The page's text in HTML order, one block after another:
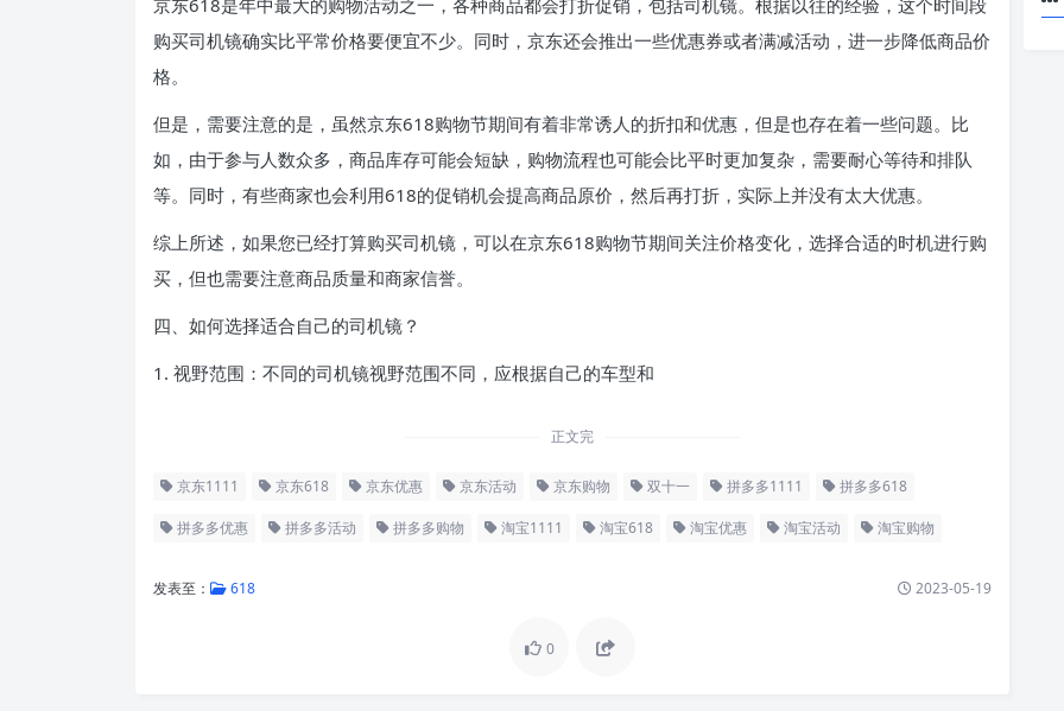
京东618是年中最大的购物活动之一，各种商品都会打折促销，包括司机镜。根据以往的经验，这个时间段
购买司机镜确实比平常价格要便宜不少。同时，京东还会推出一些优惠券或者满减活动，进一步降低商品价
格。
但是，需要注意的是，虽然京东618购物节期间有着非常诱人的折扣和优惠，但是也存在着一些问题。比
如，由于参与人数众多，商品库存可能会短缺，购物流程也可能会比平时更加复杂，需要耐心等待和排队
等。同时，有些商家也会利用618的促销机会提高商品原价，然后再打折，实际上并没有太大优惠。
综上所述，如果您已经打算购买司机镜，可以在京东618购物节期间关注价格变化，选择合适的时机进行购
买，但也需要注意商品质量和商家信誉。
四、如何选择适合自己的司机镜？
1. 视野范围：不同的司机镜视野范围不同，应根据自己的车型和
正文完
京东1111 京东618 京东优惠 京东活动 京东购物 双十一 拼多多1111 拼多多618
拼多多优惠 拼多多活动 拼多多购物 淘宝1111 淘宝618 淘宝优惠 淘宝活动 淘宝购物
发表至： 618 2023-05-19
0